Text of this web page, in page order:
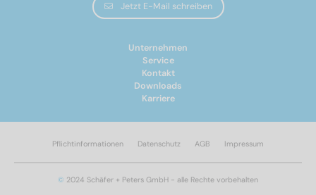
Jetzt E-Mail schreiben
Unternehmen
Service
Kontakt
Downloads
Karriere
© 2024 Schäfer + Peters GmbH - alle Rechte vorbehalten
Pflichtinformationen Datenschutz AGB Impressum